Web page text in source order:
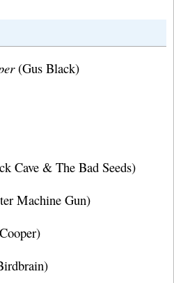
(Gus Black)
Cave & The Bad Seeds)
Machine Gun)